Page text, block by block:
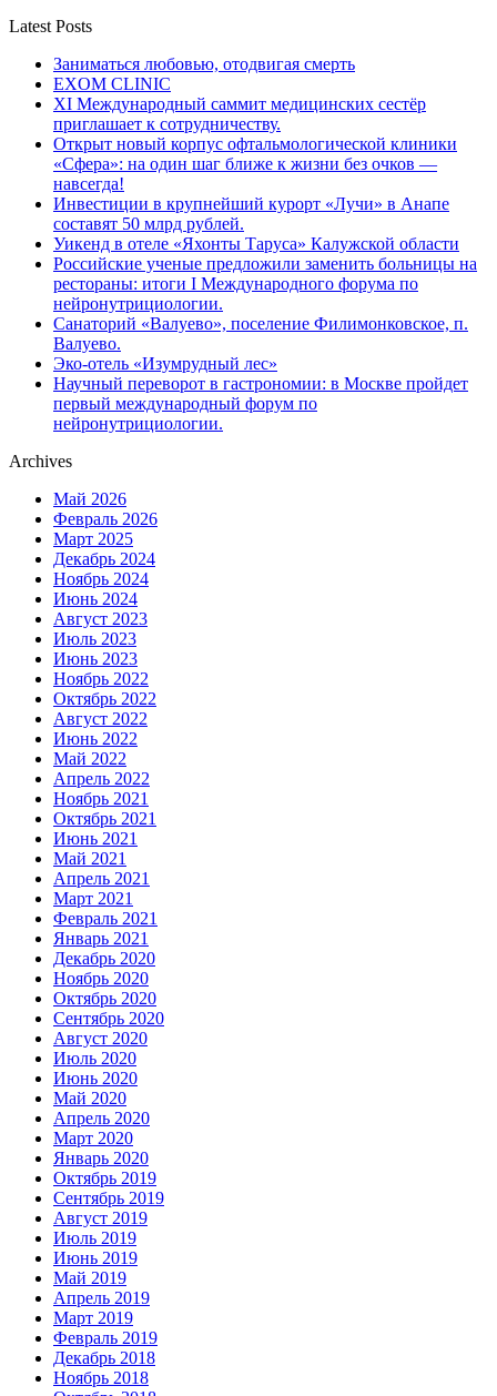
Latest Posts
Заниматься любовью, отодвигая смерть
EXOM CLINIC
XI Международный саммит медицинских сестёр
приглашает к сотрудничеству.
Открыт новый корпус офтальмологической клиники
«Сфера»: на один шаг ближе к жизни без очков —
навсегда!
Инвестиции в крупнейший курорт «Лучи» в Анапе
составят 50 млрд рублей.
Уикенд в отеле «Яхонты Таруса» Калужской области
Российские ученые предложили заменить больницы на
рестораны: итоги I Международного форума по
нейронутрициологии.
Санаторий «Валуево», поселение Филимонковское, п.
Валуево.
Эко-отель «Изумрудный лес»
Научный переворот в гастрономии: в Москве пройдет
первый международный форум по
нейронутрициологии.
Archives
Май 2026
Февраль 2026
Март 2025
Декабрь 2024
Ноябрь 2024
Июнь 2024
Август 2023
Июль 2023
Июнь 2023
Ноябрь 2022
Октябрь 2022
Август 2022
Июнь 2022
Май 2022
Апрель 2022
Ноябрь 2021
Октябрь 2021
Июнь 2021
Май 2021
Апрель 2021
Март 2021
Февраль 2021
Январь 2021
Декабрь 2020
Ноябрь 2020
Октябрь 2020
Сентябрь 2020
Август 2020
Июль 2020
Июнь 2020
Май 2020
Апрель 2020
Март 2020
Январь 2020
Октябрь 2019
Сентябрь 2019
Август 2019
Июль 2019
Июнь 2019
Май 2019
Апрель 2019
Март 2019
Февраль 2019
Декабрь 2018
Ноябрь 2018